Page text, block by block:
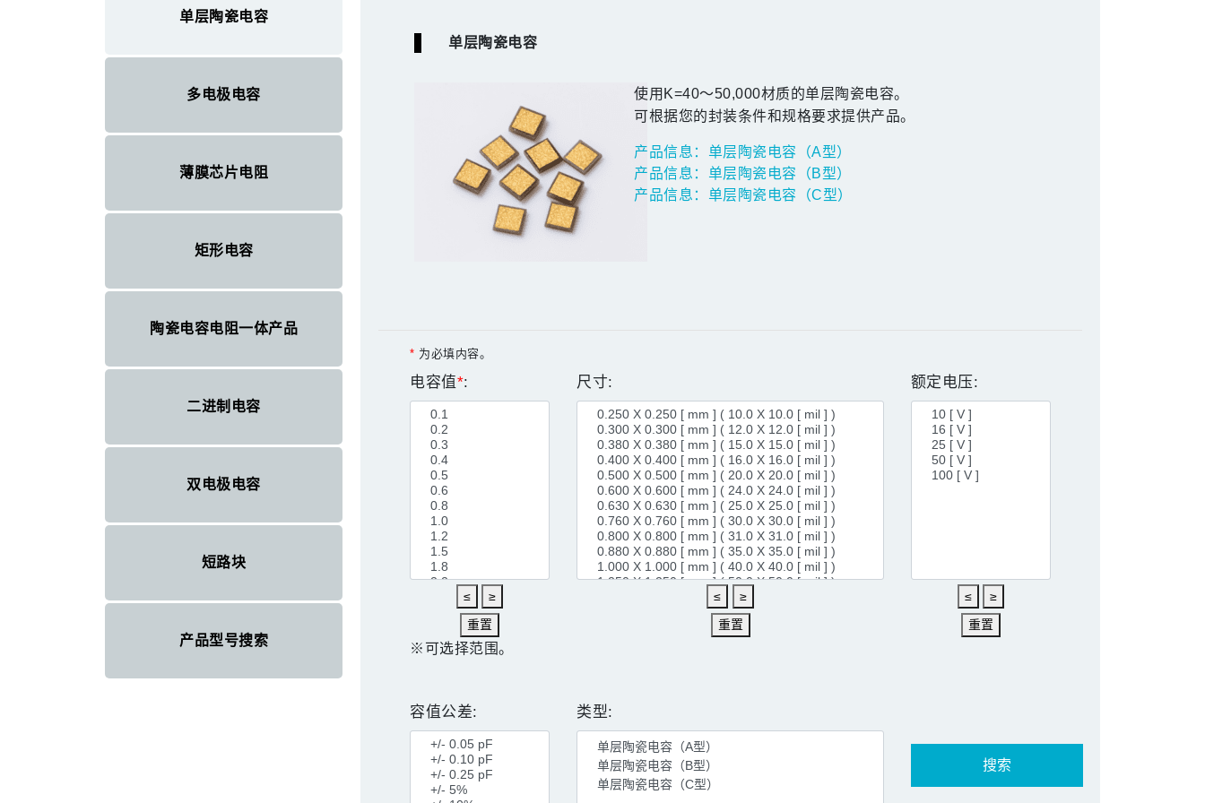
单层陶瓷电容
多电极电容
薄膜芯片电阻
矩形电容
陶瓷电容电阻一体产品
二进制电容
双电极电容
短路块
产品型号搜索
单层陶瓷电容
使用K=40～50,000材质的单层陶瓷电容。
可根据您的封装条件和规格要求提供产品。
产品信息：单层陶瓷电容（A型）
产品信息：单层陶瓷电容（B型）
产品信息：单层陶瓷电容（C型）
* 为必填内容。
电容值*:
≤
≥
重置
※可选择范围。
尺寸:
≤
≥
重置
额定电压:
≤
≥
重置
容值公差: 类型: